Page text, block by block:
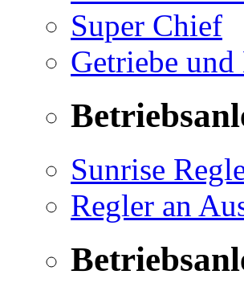
Super Chief
Getriebe
Sunrise
Regler an